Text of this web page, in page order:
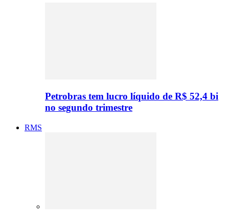
Petrobras tem lucro líquido de R$ 52,4 bi
no segundo trimestre
RMS